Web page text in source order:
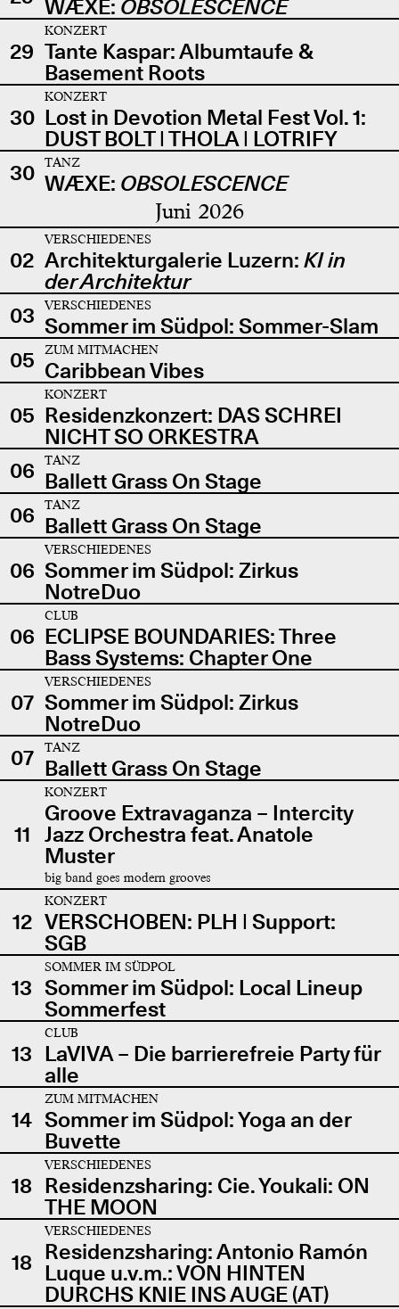
WÆXE: OBSOLESCENCE
29
KONZERT
Tante Kaspar: Albumtaufe &
Basement Roots
30
KONZERT
Lost in Devotion Metal Fest Vol. 1:
DUST BOLT | THOLA | LOTRIFY
30
TANZ
WÆXE: OBSOLESCENCE
Juni 2026
02
VERSCHIEDENES
Architekturgalerie Luzern: KI in
der Architektur
03
VERSCHIEDENES
Sommer im Südpol: Sommer-Slam
05
ZUM MITMACHEN
Caribbean Vibes
05
KONZERT
Residenzkonzert: DAS SCHREI
NICHT SO ORKESTRA
06
TANZ
Ballett Grass On Stage
06
TANZ
Ballett Grass On Stage
06
VERSCHIEDENES
Sommer im Südpol: Zirkus
NotreDuo
06
CLUB
ECLIPSE BOUNDARIES: Three
Bass Systems: Chapter One
07
VERSCHIEDENES
Sommer im Südpol: Zirkus
NotreDuo
07
TANZ
Ballett Grass On Stage
11
KONZERT
Groove Extravaganza – Intercity
Jazz Orchestra feat. Anatole
Muster
big band goes modern grooves
12
KONZERT
VERSCHOBEN: PLH | Support:
SGB
13
SOMMER IM SÜDPOL
Sommer im Südpol: Local Lineup
Sommerfest
13
CLUB
LaVIVA – Die barrierefreie Party für
alle
14
ZUM MITMACHEN
Sommer im Südpol: Yoga an der
Buvette
18
VERSCHIEDENES
Residenzsharing: Cie. Youkali: ON
THE MOON
18
VERSCHIEDENES
Residenzsharing: Antonio Ramón
Luque u.v.m.: VON HINTEN
DURCHS KNIE INS AUGE (AT)